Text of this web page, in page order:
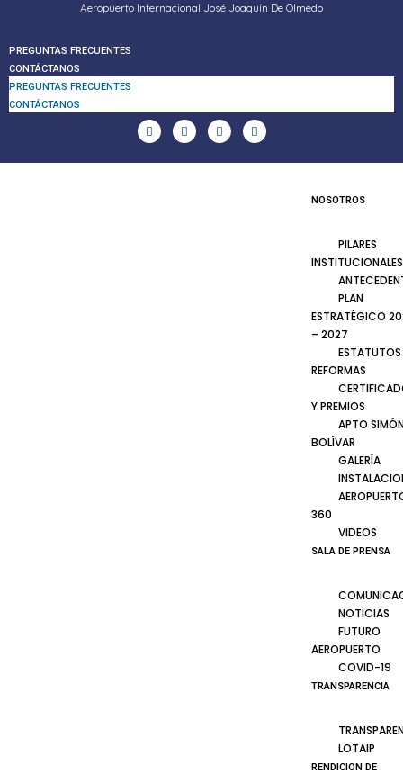
Aeropuerto Internacional José Joaquín De Olmedo
PREGUNTAS FRECUENTES
CONTÁCTANOS
PREGUNTAS FRECUENTES
CONTÁCTANOS
NOSOTROS
PILARES
INSTITUCIONALES
PLAN
ESTRATÉGICO
– 2027
ESTATUTOS
REFORMAS
Y PREMIOS
APTO
BOLÍVAR
GALERÍA
360
VIDEOS
SALA DE PRENSA
NOTICIAS
FUTURO
AEROPUERTO
COVID-19
TRANSPARENCIA
LOTAIP
RENDICION DE